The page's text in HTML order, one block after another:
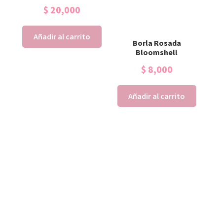
$ 20,000
Añadir al carrito
Borla Rosada
Bloomshell
$ 8,000
Añadir al carrito